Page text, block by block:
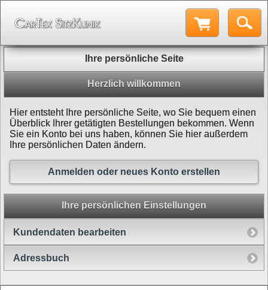
Ihre persönliche Seite
Herzlich willkommen
Hier entsteht Ihre persönliche Seite, wo Sie bequem einen
Überblick Ihrer getätigten Bestellungen bekommen. Wenn
Sie ein Konto bei uns haben, können Sie hier außerdem
Ihre persönlichen Daten ändern.
Anmelden oder neues Konto erstellen
Ihre persönlichen Einstellungen
Kundendaten bearbeiten
Adressbuch